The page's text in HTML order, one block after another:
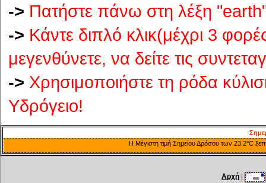
-> Πατήστε πάνω στη λέξη
-> Κάντε διπλό κλικ(μέχρι 3
μεγενθύνετε, να δείτε τις
-> Χρησιμοποιήστε τη ρόδα
Υδρόγειο!
Η Μέγιστη τιμή Σημείου Δρόσου των 23.2°C
Αρχή